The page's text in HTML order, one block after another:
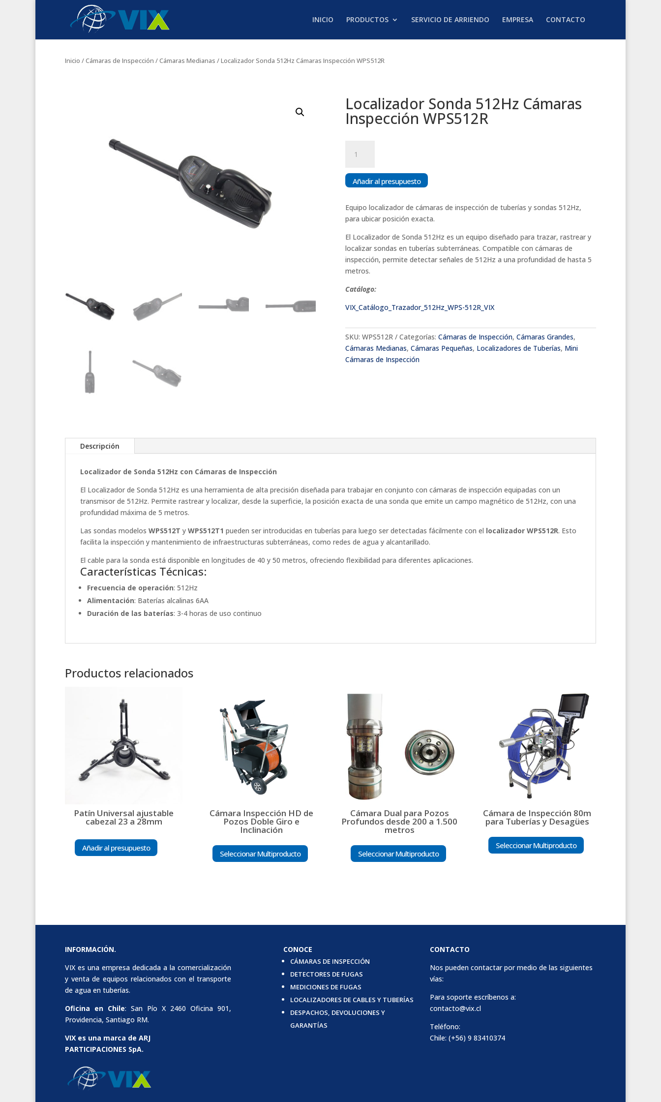
INICIO PRODUCTOS SERVICIO DE ARRIENDO EMPRESA CONTACTO
Inicio /Cámaras de Inspección /Cámaras Medianas / Localizador Sonda 512Hz Cámaras Inspección WPS512R
Localizador Sonda 512Hz Cámaras
Inspección WPS512R
Sonda
Cámaras
cantidad
Añadir al presupuesto
Equipo localizador de cámaras de inspección de tuberías y sondas 512Hz,
para ubicar posición exacta.
El Localizador de Sonda 512Hz es un equipo diseñado para trazar, rastrear y
localizar sondas en tuberías subterráneas. Compatible con cámaras de
inspección, permite detectar señales de 512Hz a una profundidad de hasta 5
metros.
Catálogo:
VIX_Catálogo_Trazador_512Hz_WPS-512R_VIX
SKU: WPS512R Categorías: Cámaras de Inspección, Cámaras Grandes,
Cámaras Medianas, Cámaras Pequeñas, Localizadores de Tuberías, Mini
Cámaras de Inspección
Descripción
Localizador de Sonda 512Hz con Cámaras de Inspección
El Localizador de Sonda 512Hz es una herramienta de alta precisión diseñada para trabajar en conjunto con cámaras de inspección equipadas con un
transmisor de 512Hz. Permite rastrear y localizar, desde la superficie, la posición exacta de una sonda que emite un campo magnético de 512Hz, con una
profundidad máxima de 5 metros.
Las sondas modelos WPS512T y WPS512T1 pueden ser introducidas en tuberías para luego ser detectadas fácilmente con el localizador WPS512R. Esto
facilita la inspección y mantenimiento de infraestructuras subterráneas, como redes de agua y alcantarillado.
El cable para la sonda está disponible en longitudes de 40 y 50 metros, ofreciendo flexibilidad para diferentes aplicaciones.
Características Técnicas:
Frecuencia de operación: 512Hz
Alimentación: Baterías alcalinas 6AA
Duración de las baterías: 3-4 horas de uso continuo
Productos relacionados
Patín Universal ajustable
cabezal 23 a 28mm
Añadir al presupuesto
Cámara Inspección HD de
Pozos Doble Giro e
Inclinación
Seleccionar Multiproducto
Cámara Dual para Pozos
Profundos desde 200 a 1.500
metros
Seleccionar Multiproducto
Cámara de Inspección 80m
para Tuberías y Desagües
Seleccionar Multiproducto
INFORMACIÓN.
VIX es una empresa dedicada a la comercialización
y venta de equipos relacionados con el transporte
de agua en tuberías.
Oficina en Chile: San Pío X 2460 Oficina 901,
Providencia, Santiago RM.
VIX es una marca de ARJ
PARTICIPACIONES SpA.
CONOCE
CÁMARAS DE INSPECCIÓN
DETECTORES DE FUGAS
MEDICIONES DE FUGAS
LOCALIZADORES DE CABLES Y TUBERÍAS
DESPACHOS, DEVOLUCIONES Y
GARANTÍAS
CONTACTO
Nos pueden contactar por medio de las siguientes
vías:
Para soporte escríbenos a:
contacto@vix.cl
Teléfono:
Chile: (+56) 9 83410374